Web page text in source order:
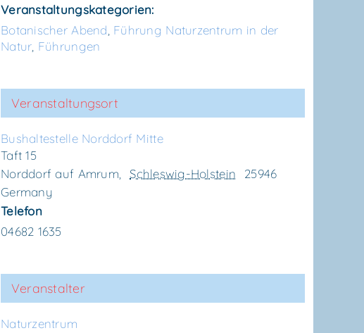
Veranstaltungskategorien:
Botanischer Abend Führung Naturzentrum in der
Natur Führungen
Veranstaltungsort
Bus­hal­te­stel­le Nord­dorf Mitte
Taft 15
Norddorf auf Amrum
Schleswig-Holstein
25946
Germany
Telefon
04682 1635
Veranstalter
Natur­zen­trum